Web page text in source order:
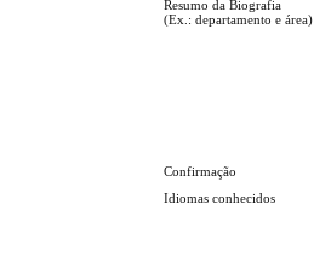
Resumo da Biografia
(Ex.: departamento e área)
Confirmação
Idiomas conhecidos